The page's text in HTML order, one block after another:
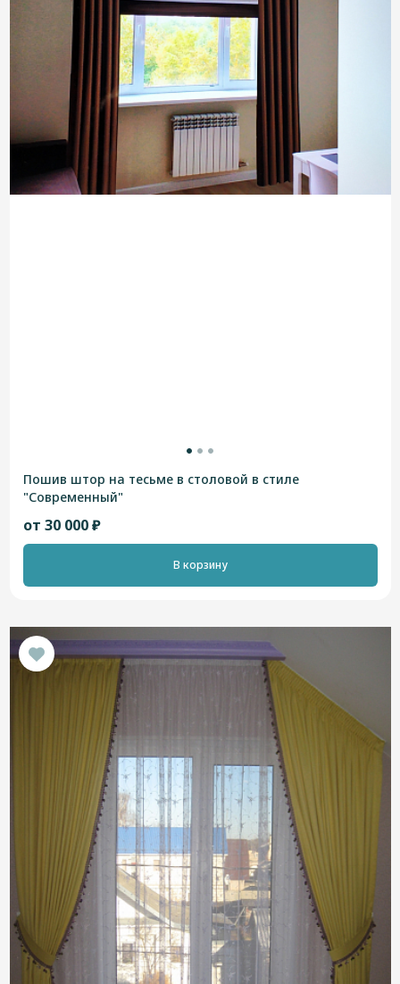
Пошив штор на тесьме в столовой в стиле
"Современный"
от 30 000 ₽
В корзину